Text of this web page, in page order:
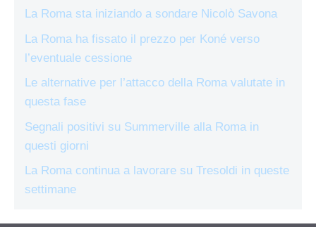
La Roma sta iniziando a sondare Nicolò Savona
La Roma ha fissato il prezzo per Koné verso
l’eventuale cessione
Le alternative per l’attacco della Roma valutate in
questa fase
Segnali positivi su Summerville alla Roma in
questi giorni
La Roma continua a lavorare su Tresoldi in queste
settimane